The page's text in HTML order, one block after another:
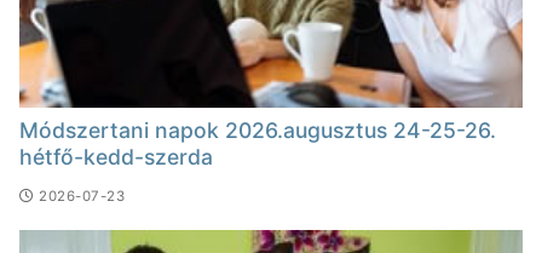
Módszertani napok 2026.augusztus 24-25-26.
hétfő-kedd-szerda
2026-07-23